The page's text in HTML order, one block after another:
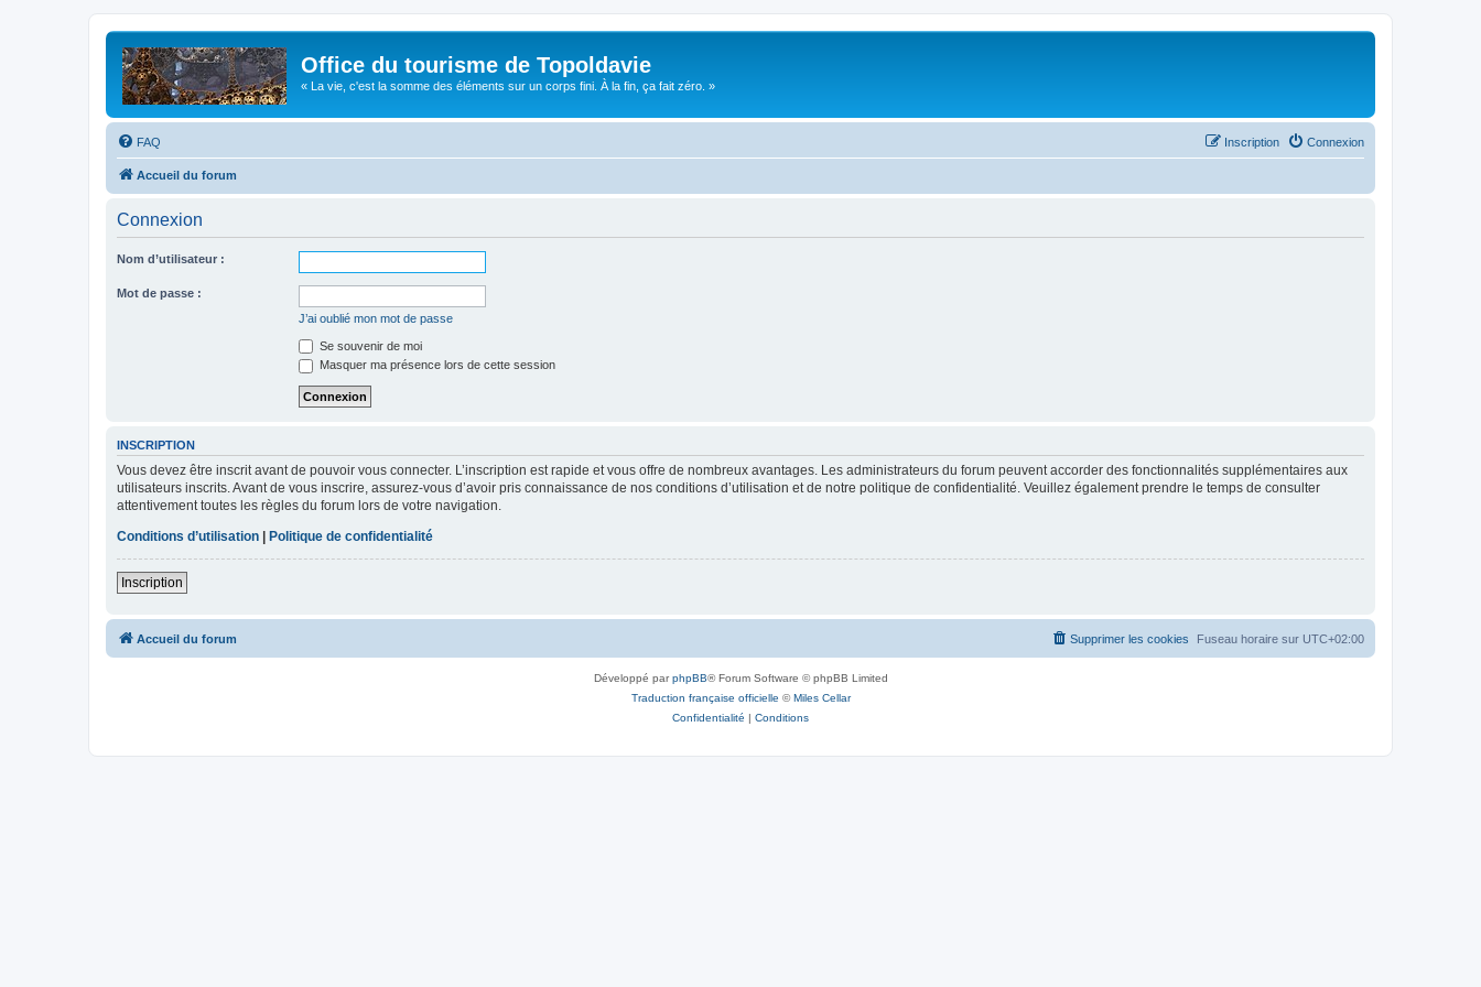
Office du tourisme de Topoldavie
« La vie, c'est la somme des éléments sur un corps fini. À la fin, ça fait zéro. »
FAQ Connexion
Inscription
Accueil du forum
Connexion
Nom d’utilisateur :
Mot de passe :
J’ai oublié mon mot de passe
Se souvenir de moi
Masquer ma présence lors de cette session
INSCRIPTION
Vous devez être inscrit avant de pouvoir vous connecter. L’inscription est rapide et vous offre de nombreux avantages. Les administrateurs du forum peuvent accorder des fonctionnalités supplémentaires aux
utilisateurs inscrits. Avant de vous inscrire, assurez-vous d’avoir pris connaissance de nos conditions d’utilisation et de notre politique de confidentialité. Veuillez également prendre le temps de consulter
attentivement toutes les règles du forum lors de votre navigation.
Conditions d’utilisation
Politique de confidentialité
Inscription
Accueil du forum Fuseau horaire sur UTC+02:00
Supprimer les cookies
Développé parphpBB® Forum Software © phpBB Limited
Traduction française officielle ©Miles Cellar
Confidentialité | Conditions